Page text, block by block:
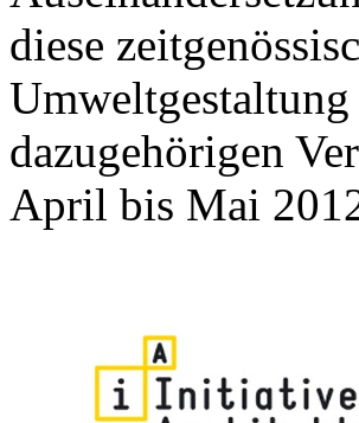
diese
dazugehörigen
April bis Mai